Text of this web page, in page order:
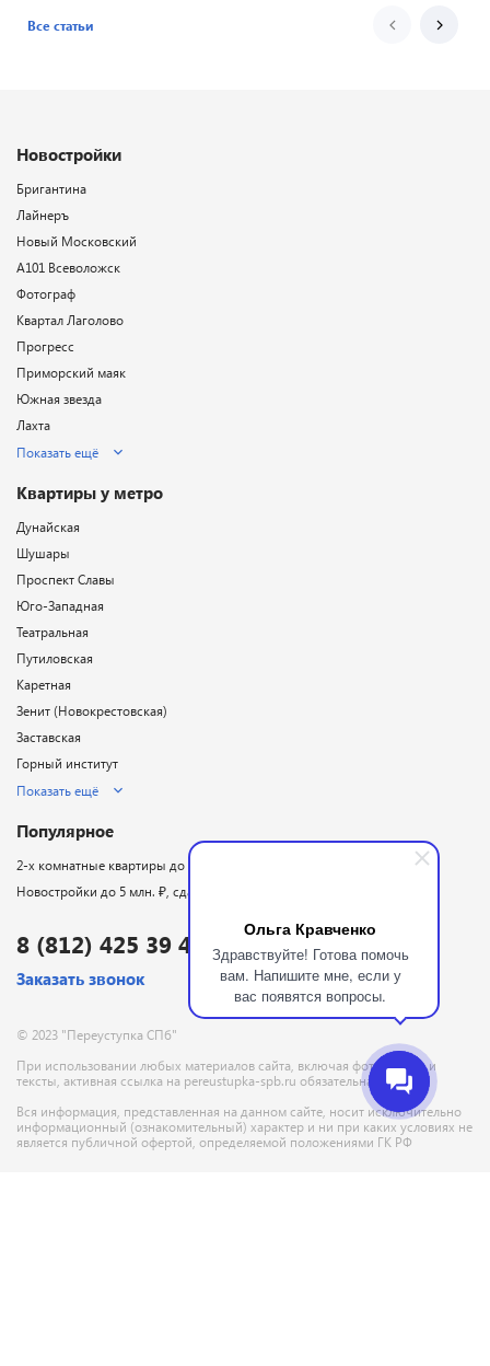
Ольга Кравченко
Здравствуйте! Готова помочь
вам. Напишите мне, если у
вас появятся вопросы.
Позвонить Заказать звонок
Все статьи
8 (812) 425 39 48
Заказать звонок
© 2023 "Переуступка СПб"
При использовании любых материалов сайта, включая фотографии и
тексты, активная ссылка на pereustupka-spb.ru обязательна
Вся информация, представленная на данном сайте, носит исключительно
информационный (ознакомительный) характер и ни при каких условиях не
является публичной офертой, определяемой положениями ГК РФ
Новостройки
Бригантина
Лайнеръ
Новый Московский
А101 Всеволожск
Фотограф
Квартал Лаголово
Прогресс
Приморский маяк
Южная звезда
Лахта
Показать ещё
Квартиры у метро
Дунайская
Шушары
Проспект Славы
Юго-Западная
Театральная
Путиловская
Каретная
Зенит (Новокрестовская)
Заставская
Горный институт
Показать ещё
Популярное
2-х комнатные квартиры до 5 млн. ₽
Новостройки до 5 млн. ₽, сдаются в 2026 году